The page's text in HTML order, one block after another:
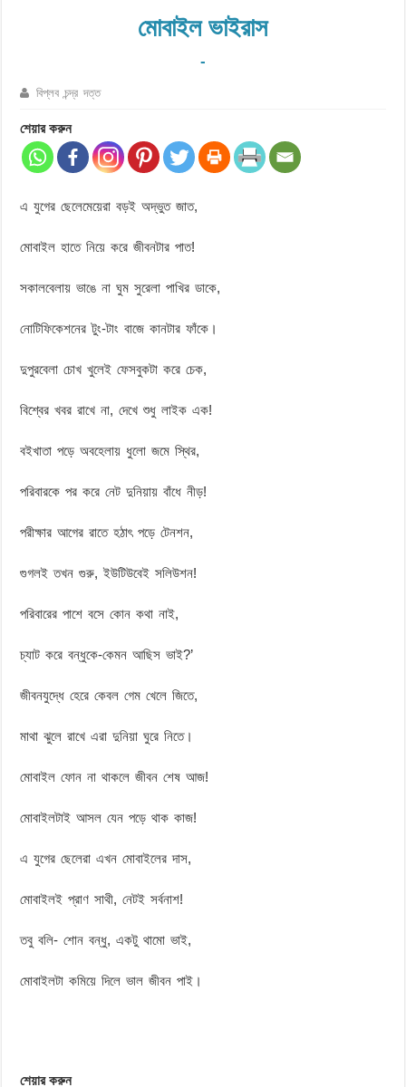
মোবাইল ভাইরাস
-
বিপ্লব চন্দ্র দত্ত
শেয়ার করুন
এ যুগের ছেলেমেয়েরা বড়ই অদ্ভুত জাত,
মোবাইল হাতে নিয়ে করে জীবনটার পাত!
সকালবেলায় ভাঙে না ঘুম সুরেলা পাখির ডাকে,
নোটিফিকেশনের টুং-টাং বাজে কানটার ফাঁকে।
দুপুরবেলা চোখ খুলেই ফেসবুকটা করে চেক,
বিশ্বের খবর রাখে না, দেখে শুধু লাইক এক!
বইখাতা পড়ে অবহেলায় ধুলো জমে স্থির,
পরিবারকে পর করে নেট দুনিয়ায় বাঁধে নীড়!
পরীক্ষার আগের রাতে হঠাৎ পড়ে টেনশন,
গুগলই তখন গুরু, ইউটিউবেই সলিউশন!
পরিবারের পাশে বসে কোন কথা নাই,
চ্যাট করে বন্ধুকে-কেমন আছিস ভাই?’
জীবনযুদ্ধে হেরে কেবল গেম খেলে জিতে,
মাথা ঝুলে রাখে এরা দুনিয়া ঘুরে নিতে।
মোবাইল ফোন না থাকলে জীবন শেষ আজ!
মোবাইলটাই আসল যেন পড়ে থাক কাজ!
এ যুগের ছেলেরা এখন মোবাইলের দাস,
মোবাইলই প্রাণ সাথী, নেটই সর্বনাশ!
তবু বলি- শোন বন্ধু, একটু থামো ভাই,
মোবাইলটা কমিয়ে দিলে ভাল জীবন পাই।
শেয়ার করুন